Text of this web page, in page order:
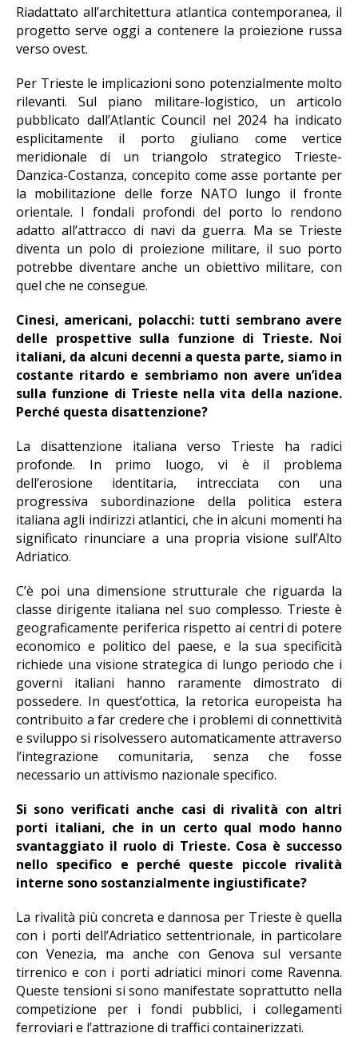
Riadattato all’architettura atlantica contemporanea, il
progetto serve oggi a contenere la proiezione russa
verso ovest.
Per Trieste le implicazioni sono potenzialmente molto
rilevanti. Sul piano militare-logistico, un articolo
pubblicato dall’Atlantic Council nel 2024 ha indicato
esplicitamente il porto giuliano come vertice
meridionale di un triangolo strategico Trieste-
Danzica-Costanza, concepito come asse portante per
la mobilitazione delle forze NATO lungo il fronte
orientale. I fondali profondi del porto lo rendono
adatto all’attracco di navi da guerra. Ma se Trieste
diventa un polo di proiezione militare, il suo porto
potrebbe diventare anche un obiettivo militare, con
quel che ne consegue.
Cinesi, americani, polacchi: tutti sembrano avere
delle prospettive sulla funzione di Trieste. Noi
italiani, da alcuni decenni a questa parte, siamo in
costante ritardo e sembriamo non avere un’idea
sulla funzione di Trieste nella vita della nazione.
Perché questa disattenzione?
La disattenzione italiana verso Trieste ha radici
profonde. In primo luogo, vi è il problema
dell’erosione identitaria, intrecciata con una
progressiva subordinazione della politica estera
italiana agli indirizzi atlantici, che in alcuni momenti ha
significato rinunciare a una propria visione sull’Alto
Adriatico.
C’è poi una dimensione strutturale che riguarda la
classe dirigente italiana nel suo complesso. Trieste è
geograficamente periferica rispetto ai centri di potere
economico e politico del paese, e la sua specificità
richiede una visione strategica di lungo periodo che i
governi italiani hanno raramente dimostrato di
possedere. In quest’ottica, la retorica europeista ha
contribuito a far credere che i problemi di connettività
e sviluppo si risolvessero automaticamente attraverso
l’integrazione comunitaria, senza che fosse
necessario un attivismo nazionale specifico.
Si sono verificati anche casi di rivalità con altri
porti italiani, che in un certo qual modo hanno
svantaggiato il ruolo di Trieste. Cosa è successo
nello specifico e perché queste piccole rivalità
interne sono sostanzialmente ingiustificate?
La rivalità più concreta e dannosa per Trieste è quella
con i porti dell’Adriatico settentrionale, in particolare
con Venezia, ma anche con Genova sul versante
tirrenico e con i porti adriatici minori come Ravenna.
Queste tensioni si sono manifestate soprattutto nella
competizione per i fondi pubblici, i collegamenti
ferroviari e l’attrazione di traffici containerizzati.